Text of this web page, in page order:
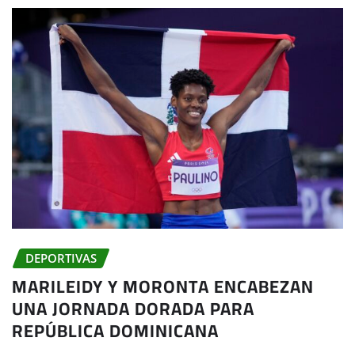
DEPORTIVAS
MARILEIDY Y MORONTA ENCABEZAN
UNA JORNADA DORADA PARA
REPÚBLICA DOMINICANA